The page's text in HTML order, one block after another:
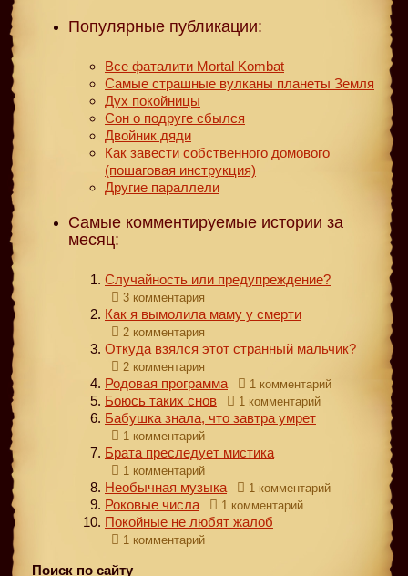
Популярные публикации:
Все фаталити Mortal Kombat
Самые страшные вулканы планеты Земля
Дух покойницы
Сон о подруге сбылся
Двойник дяди
Как завести собственного домового
(пошаговая инструкция)
Другие параллели
Самые комментируемые истории за
месяц:
Случайность или предупреждение?
3 комментария
Как я вымолила маму у смерти
2 комментария
Откуда взялся этот странный мальчик?
2 комментария
Родовая программа 1 комментарий
Боюсь таких снов 1 комментарий
Бабушка знала, что завтра умрет
1 комментарий
Брата преследует мистика
1 комментарий
Необычная музыка 1 комментарий
Роковые числа 1 комментарий
Покойные не любят жалоб
1 комментарий
Поиск по сайту